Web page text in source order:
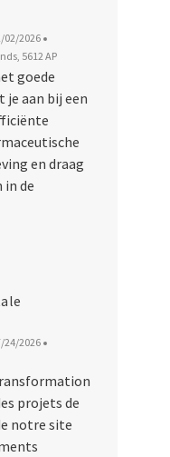
Date
02/2026
5612 AP
goede
je aan bij een
en draag
in de
en Expeditie
Date
24/2026
projets de
notre site